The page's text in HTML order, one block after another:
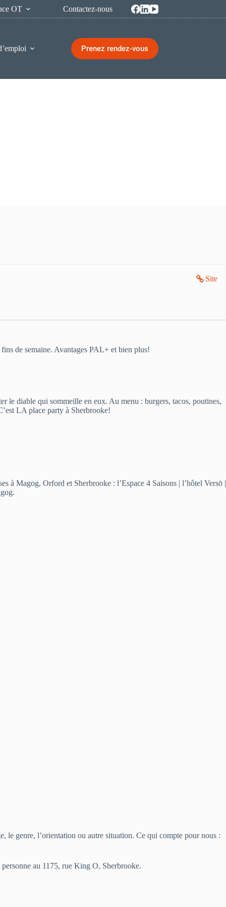
OT Contactez-nous
Prenez rendez-vous
Site
de semaine. Avantages PAL+ et bien plus!
le diable qui sommeille en eux. Au menu : burgers, tacos, poutines,
LA place party à Sherbrooke!
à Magog, Orford et Sherbrooke : l’Espace 4 Saisons | l’hôtel Versō |
le genre, l’orientation ou autre situation. Ce qui compte pour nous :
au 1175, rue King O, Sherbrooke.